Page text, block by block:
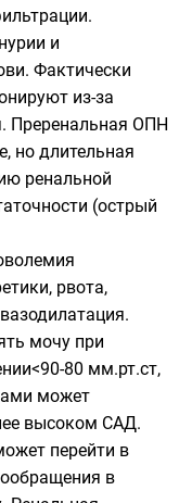
и
Фактически
из-за
Преренальная ОПН
но длительная
ренальной
(острый
рвота,
мочу при
80 мм.рт.ст,
может
высоком САД.
перейти в
в